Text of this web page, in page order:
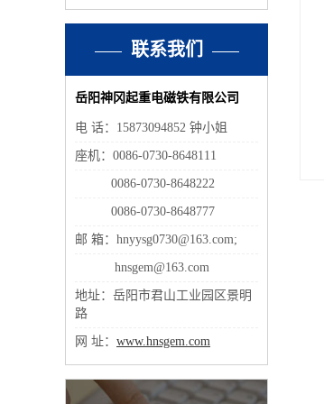
联系我们
岳阳神冈起重电磁铁有限公司
电 话：15873094852 钟小姐
座机：0086-0730-8648111
0086-0730-8648222
0086-0730-8648777
邮 箱：hnyysg0730@163.com;
hnsgem@163.com
地址：岳阳市君山工业园区景明
路
网 址： www.hnsgem.com